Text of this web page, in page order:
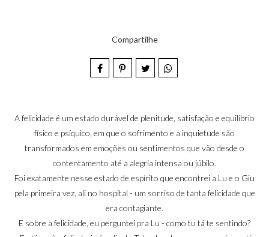
Compartilhe
A felicidade é um estado durável de plenitude, satisfação e equilíbrio
físico e psíquico, em que o sofrimento e a inquietude são
transformados em emoções ou sentimentos que vão desde o
contentamento até a alegria intensa ou júbilo.
Foi exatamente nesse estado de espírito que encontrei a Lu e o Giu
pela primeira vez, ali no hospital - um sorriso de tanta felicidade que
era contagiante.
E sobre a felicidade, eu perguntei pra Lu - como tu tá te sentindo?